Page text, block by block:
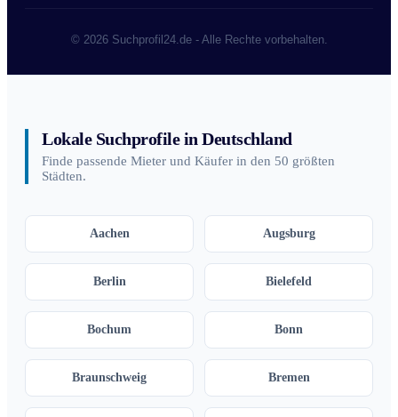
© 2026 Suchprofil24.de - Alle Rechte vorbehalten.
Lokale Suchprofile in Deutschland
Finde passende Mieter und Käufer in den 50 größten
Städten.
Aachen Augsburg
Berlin Bielefeld
Bochum Bonn
Braunschweig Bremen